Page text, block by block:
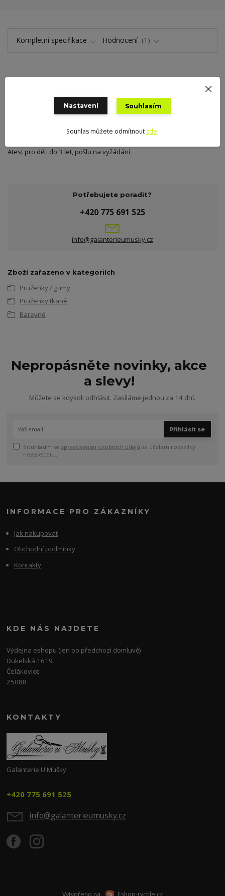
Kompletní specifikace Hodnocení 1
Plochá tkaná pruženka barevná cca 50 mm, tažnost 110%, cena za 1
m, český výrobek
Materiál: polyester 76 %, latex. nitě 24 %
Atest pro děti do 3 let, pošlu na vyžádání
Potřebujete poradit?
+420 775 691 525
info@galanterieumusky.cz
Zboží zařazeno v kategoriích
Pruženky / gumy
Pruženky tkané
Barevné
Nepropásněte novinky, akce
a slevy!
Můžete se kdykoli odhlásit. Zasíláme jednou za 14 dní.
Přihlásit se
Souhlasím se zpracováním osobních údajů za účelem rozesílky
newsletteru.
INFORMACE PRO ZÁKAZNÍKY
Jak nakupovat
Obchodní podmínky
Kontakty
KDE NÁS NAJDETE
Výdejna eshopu (jen po předchozí domluvě)
Dukelská 1619
Čelákovice
25088
KONTAKTY
Galanterie U Mušky
+420 775 691 525
info@galanterieumusky.cz
Vytvořeno na Eshop-rychle.cz
Nastavení Souhlasím
Souhlas můžete odmítnout zde.